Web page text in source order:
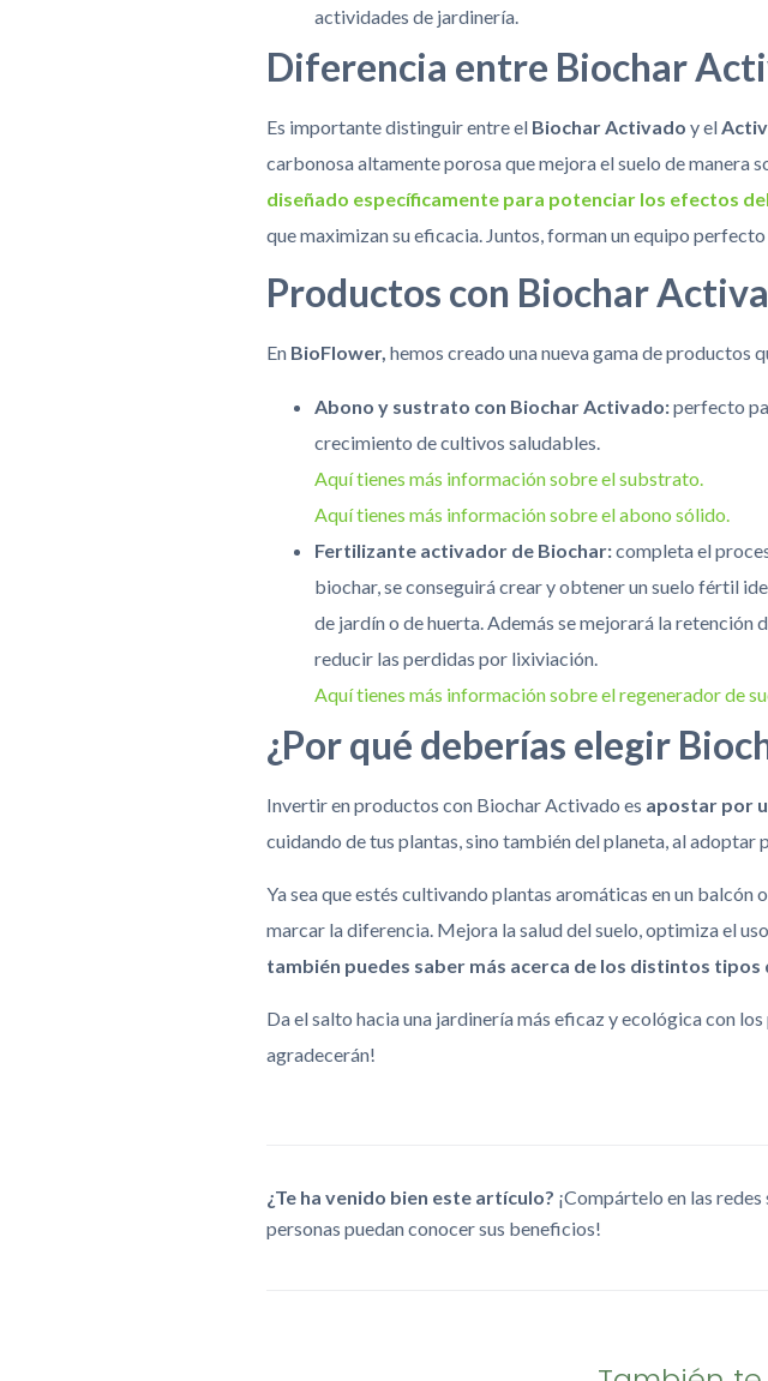
actividades de jardinería.
Diferencia entre Biochar
Es importante distinguir entre el Biochar Activado y el
carbonosa altamente porosa que mejora el suelo de manera
diseñado específicamente para potenciar los efectos
que maximizan su eficacia. Juntos, forman un equipo
Productos con Biochar
En BioFlower, hemos creado una nueva gama de
Abono y sustrato con Biochar Activado:perfecto
crecimiento de cultivos saludables.
Aquí tienes más información sobre el substrato.
Aquí tienes más información sobre el abono sólido.
Fertilizante activador de Biochar:completa el
biochar, se conseguirá crear y obtener un suelo fértil
de jardín o de huerta. Además se mejorará la
reducir las perdidas por lixiviación.
Aquí tienes más información sobre el regenerador de
¿Por qué deberías elegir
Invertir en productos con Biochar Activado es apostar por
cuidando de tus plantas, sino también del planeta, al adoptar
Ya sea que estés cultivando plantas aromáticas en un
marcar la diferencia. Mejora la salud del suelo, optimiza el
también puedes saber más acerca de los distintos tipos
Da el salto hacia una jardinería más eficaz y ecológica con
agradecerán!
¿Te ha venido bien este artículo? ¡Compártelo en las
personas puedan conocer sus beneficios!